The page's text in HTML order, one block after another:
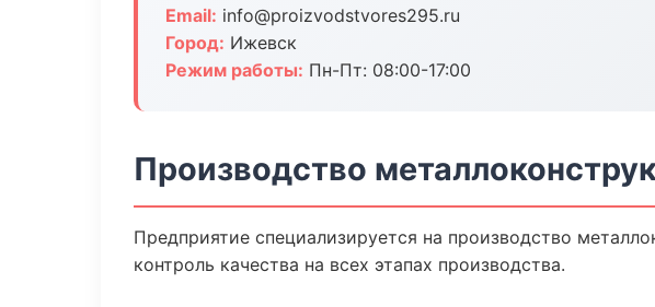
Email: info@proizvodstvores295.ru
Город: Ижевск
Режим работы: Пн-Пт: 08:00-17:00
Производство
Предприятие специализируется на производство
контроль качества на всех этапах производства.